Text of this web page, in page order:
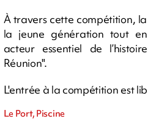
À travers cette compétition,
la jeune génération tout en
acteur essentiel de
Réunion".
L'entrée à la compétition est
Le Port, Piscine